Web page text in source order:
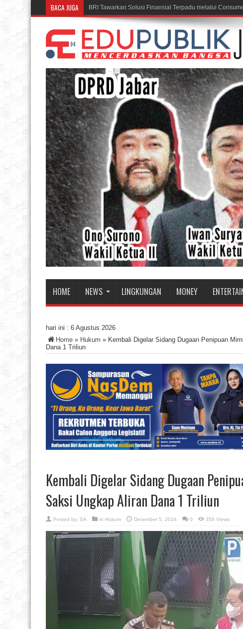
BACA JUGA Rumah BUMN BRI Ba
HOME NEWS LINGKUNGAN MONEY
hari ini : 6 Agustus 2026
Home » Hukum » Kembali Digelar Sidang Dugaan Penipuan
Dana 1 Triliun
Kembali Digelar Sidang Dugaan
Saksi Ungkap Aliran Dana 1 Triliun
Posted by: SA in Hukum Desember 5, 2024 0 358 Views